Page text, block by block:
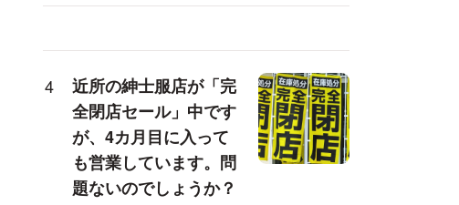
近所の紳士服店が「完
全閉店セール」中です
が、4カ月目に入って
も営業しています。問
題ないのでしょうか？